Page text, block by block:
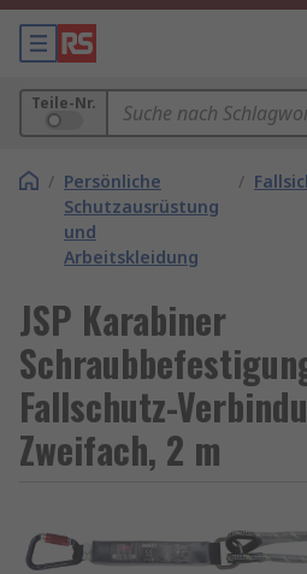
Teile-Nr.
/ Persönliche
Schutzausrüstung
und
Arbeitskleidung
/
JSP Karabiner
Fallschutz-
Zweifach, 2 m